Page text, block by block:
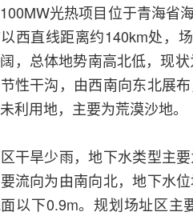
光热项目位于青海省
西直线距离约140km处，
，总体地势南高北低，现
性干沟，由西南向东北展
利用地，主要为荒漠沙地。
干旱少雨，地下水类型主
流向为由南向北，地下水
以下0.9m。规划场址区主